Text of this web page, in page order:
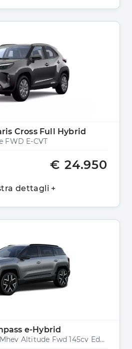
Cross Full Hybrid
FWD E-CVT
€ 24.950
dettagli +
e-Hybrid
1.2 Turbo E-Hybrid Mhev Altitude Fwd 145cv Edct6